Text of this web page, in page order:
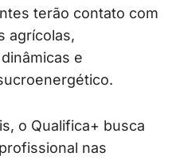
terão contato com
agrícolas,
e
o Qualifica+ busca
nas